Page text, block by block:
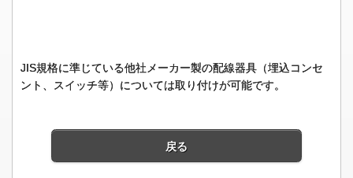
JIS規格に準じている他社メーカー製の配線器具（埋込コンセ
ント、スイッチ等）については取り付けが可能です。
戻る